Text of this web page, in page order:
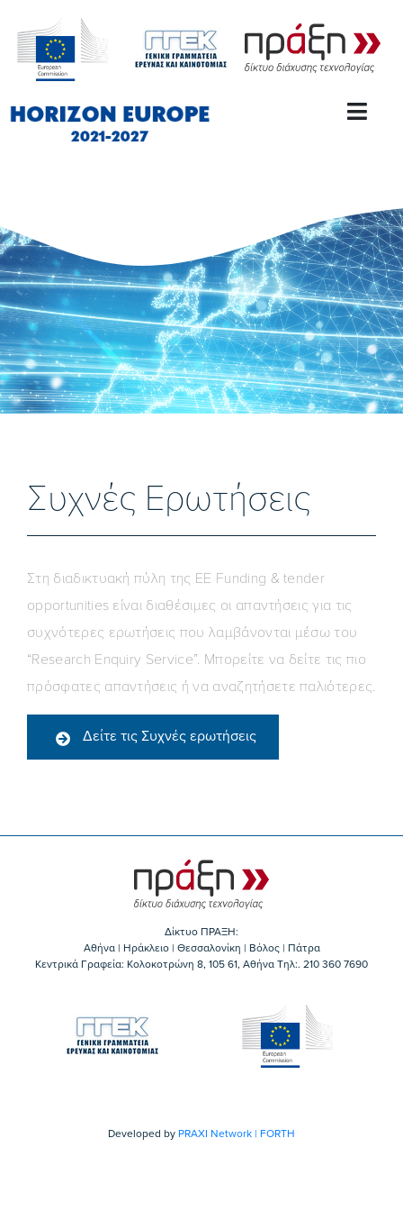
Συχνές Ερωτήσεις
Στη διαδικτυακή πύλη της ΕΕ Funding & tender
opportunities είναι διαθέσιμες οι απαντήσεις για τις
συχνότερες ερωτήσεις που λαμβάνονται μέσω του
“Research Enquiry Service”. Μπορείτε να δείτε τις πιο
πρόσφατες απαντήσεις ή να αναζητήσετε παλιότερες.
Δείτε τις Συχνές ερωτήσεις
Δίκτυο ΠΡΑΞΗ:
Αθήνα | Ηράκλειο | Θεσσαλονίκη | Βόλος | Πάτρα
Κεντρικά Γραφεία: Kολοκοτρώνη 8, 105 61, Αθήνα Τηλ:. 210 360 7690
Developed by PRAXI Network | FORTH